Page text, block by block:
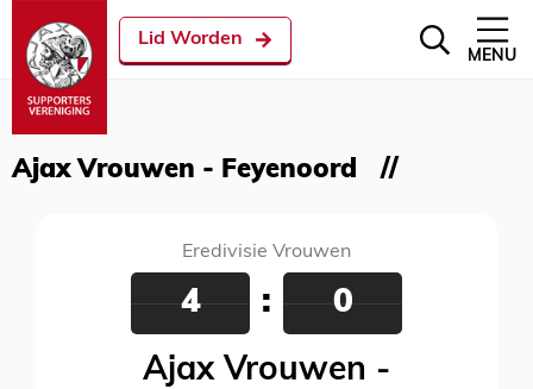
Lid Worden
MENU
Ajax Vrouwen - Feyenoord
Eredivisie Vrouwen
4 : 0
Ajax Vrouwen -